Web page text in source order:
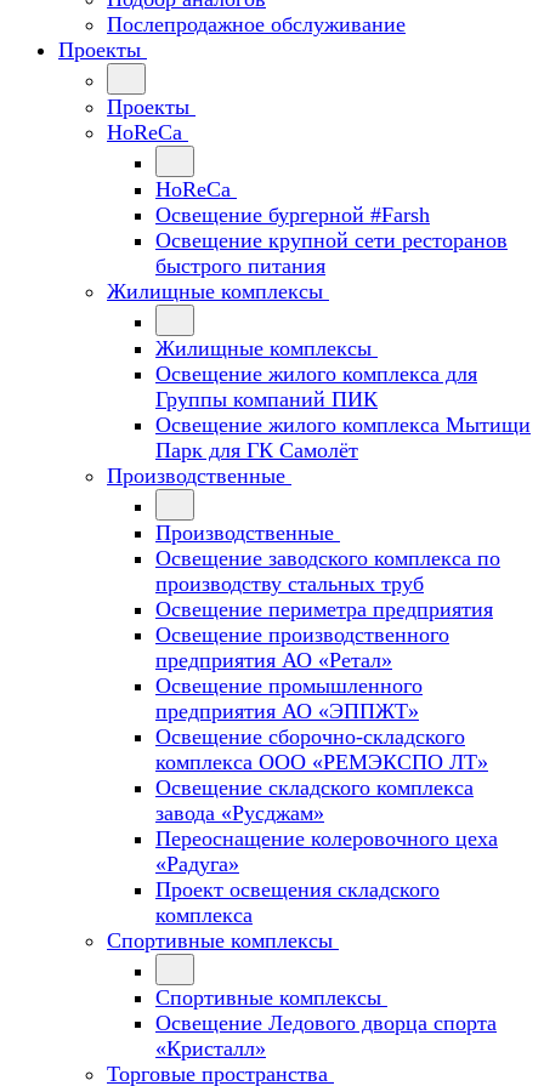
Послепродажное обслуживание
Проекты
Проекты
HoReCa
HoReCa
Освещение бургерной #Farsh
Освещение крупной сети ресторанов
быстрого питания
Жилищные комплексы
Жилищные комплексы
Освещение жилого комплекса для
Группы компаний ПИК
Освещение жилого комплекса Мытищи
Парк для ГК Самолёт
Производственные
Производственные
Освещение заводского комплекса по
производству стальных труб
Освещение периметра предприятия
Освещение производственного
предприятия АО «Ретал»
Освещение промышленного
предприятия АО «ЭППЖТ»
Освещение сборочно-складского
комплекса ООО «РЕМЭКСПО ЛТ»
Освещение складского комплекса
завода «Русджам»
Переоснащение колеровочного цеха
«Радуга»
Проект освещения складского
комплекса
Спортивные комплексы
Спортивные комплексы
Освещение Ледового дворца спорта
«Кристалл»
Торговые пространства